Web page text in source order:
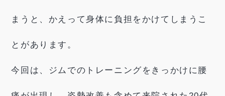
まうと、かえって身体に負担をかけてしまうこ
とがあります。
今回は、ジムでのトレーニングをきっかけに腰